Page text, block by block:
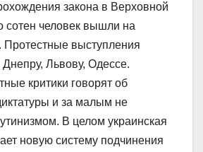
закона в Верховной
сотен человек вышли на
Протестные выступления
Днепру, Львову, Одессе.
критики говорят об
и за малым не
В целом украинская
новую систему подчинения